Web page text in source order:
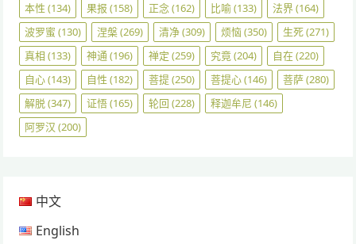
本性 (134) 果报 (158) 正念(162) 比喻(133) 法界(164)
波罗蜜 (130) 涅槃(269) 清净(309) 烦恼(350) 生死(271)
真相 (133) 神通 (196) 禅定 (259) 究竟(204) 自在(220)
自心(143) 自性 (182) 菩提(250) 菩提心(146) 菩萨(280)
解脱(347) 证悟(165) 轮回 (228) 释迦牟尼 (146)
阿罗汉 (200)
中文
English